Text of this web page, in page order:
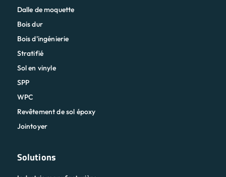
Dalle de moquette
Bois dur
Bois d'ingénierie
Stratifié
Sol en vinyle
SPP
WPC
Revêtement de sol époxy
Jointoyer
Solutions